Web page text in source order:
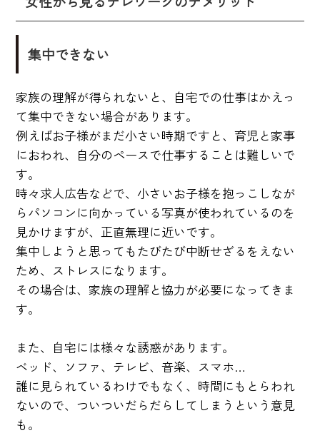
集中できない
家族の理解が得られないと、自宅での仕事はかえっ
て集中できない場合があります。
例えばお子様がまだ小さい時期ですと、育児と家事
におわれ、自分のペースで仕事することは難しいで
す。
時々求人広告などで、小さいお子様を抱っこしなが
らパソコンに向かっている写真が使われているのを
見かけますが、正直無理に近いです。
集中しようと思ってもたびたび中断せざるをえない
ため、ストレスになります。
その場合は、家族の理解と協力が必要になってきま
す。
また、自宅には様々な誘惑があります。
ベッド、ソファ、テレビ、音楽、スマホ…
誰に見られているわけでもなく、時間にもとらわれ
ないので、ついついだらだらしてしまうという意見
も。